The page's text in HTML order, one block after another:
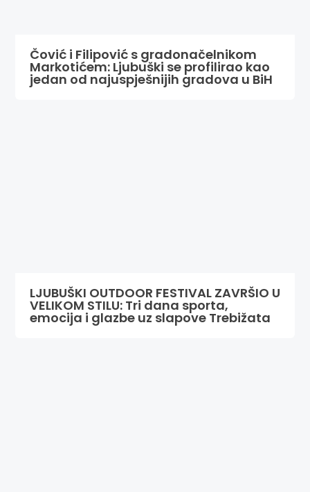
Čović i Filipović s gradonačelnikom
Markotićem: Ljubuški se profilirao kao
jedan od najuspješnijih gradova u BiH
LJUBUŠKI OUTDOOR FESTIVAL ZAVRŠIO U
VELIKOM STILU: Tri dana sporta,
emocija i glazbe uz slapove Trebižata